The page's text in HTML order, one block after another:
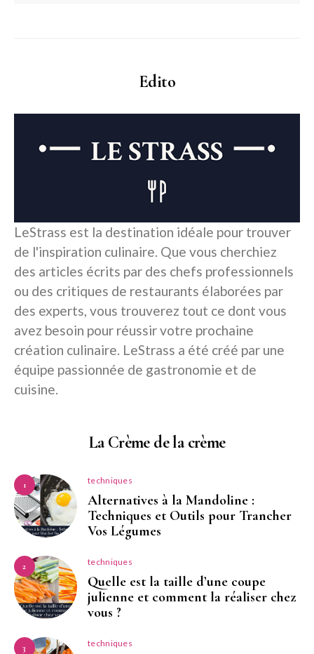
Edito
LeStrass est la destination idéale pour trouver
de l'inspiration culinaire. Que vous cherchiez
des articles écrits par des chefs professionnels
ou des critiques de restaurants élaborées par
des experts, vous trouverez tout ce dont vous
avez besoin pour réussir votre prochaine
création culinaire. LeStrass a été créé par une
équipe passionnée de gastronomie et de
cuisine.
La Crème de la crème
1 techniques
Alternatives à la Mandoline :
Techniques et Outils pour Trancher
Vos Légumes
2 techniques
Quelle est la taille d’une coupe
julienne et comment la réaliser chez
vous ?
3 techniques